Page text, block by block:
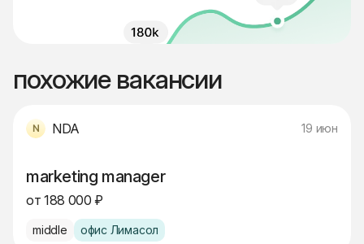
похожие вакансии
NDA 19 июн
marketing manager
от 188 000 ₽
middle офис Лимасол